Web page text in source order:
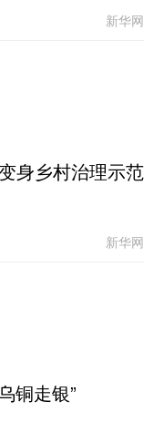
新华网
变身乡村治理示范
新华网
铜走银”